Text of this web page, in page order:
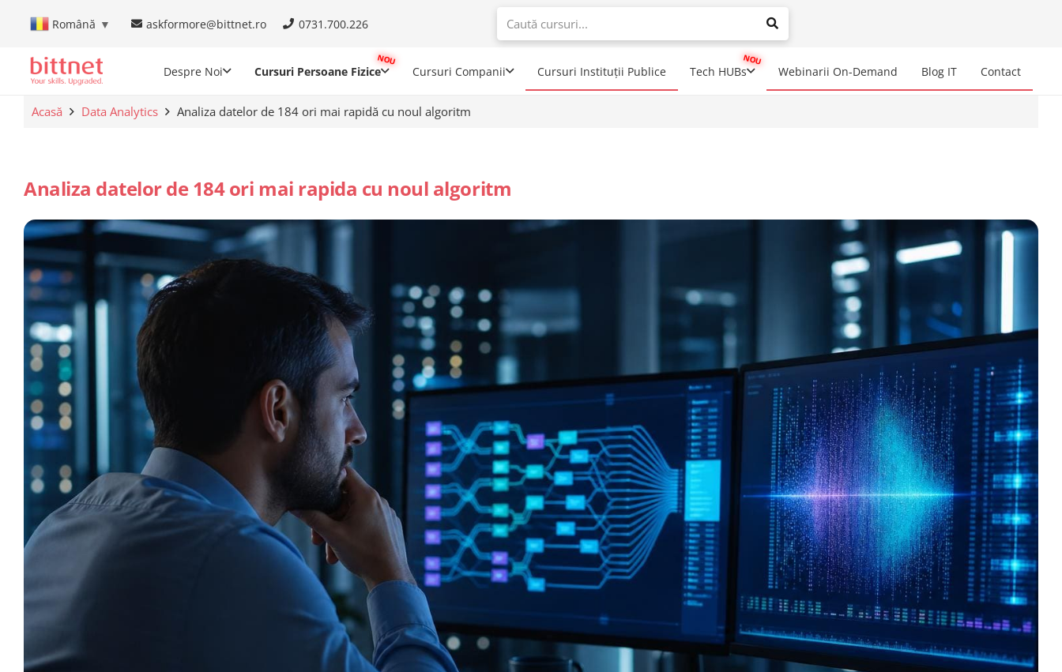
Română ▼ askformore@bittnet.ro 0731.700.226
When autocomplete results are available use up and down arrows to
Despre Noi Cursuri Persoane Fizice Cursuri Companii Cursuri Instituții Publice Tech HUBs Webinarii On-Demand Blog IT Contact
Acasă Data Analytics Analiza datelor de 184 ori mai rapidă cu noul algoritm
Analiza datelor de 184 ori mai rapida cu noul algoritm